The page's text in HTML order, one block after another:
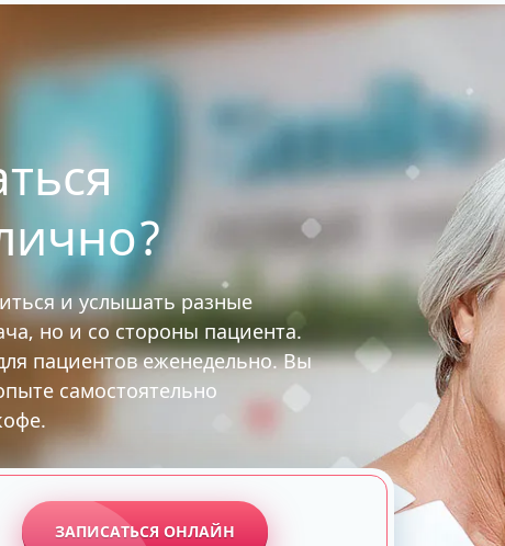
и услышать разные
но и со стороны пациента.
пациентов еженедельно. Вы
самостоятельно
ЗАПИСАТЬСЯ ОНЛАЙН